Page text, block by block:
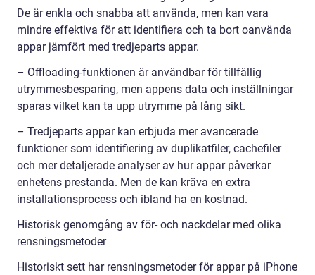
De är enkla och snabba att använda, men kan vara
mindre effektiva för att identifiera och ta bort oanvända
appar jämfört med tredjeparts appar.
– Offloading-funktionen är användbar för tillfällig
utrymmesbesparing, men appens data och inställningar
sparas vilket kan ta upp utrymme på lång sikt.
– Tredjeparts appar kan erbjuda mer avancerade
funktioner som identifiering av duplikatfiler, cachefiler
och mer detaljerade analyser av hur appar påverkar
enhetens prestanda. Men de kan kräva en extra
installationsprocess och ibland ha en kostnad.
Historisk genomgång av för- och nackdelar med olika
rensningsmetoder
Historiskt sett har rensningsmetoder för appar på iPhone